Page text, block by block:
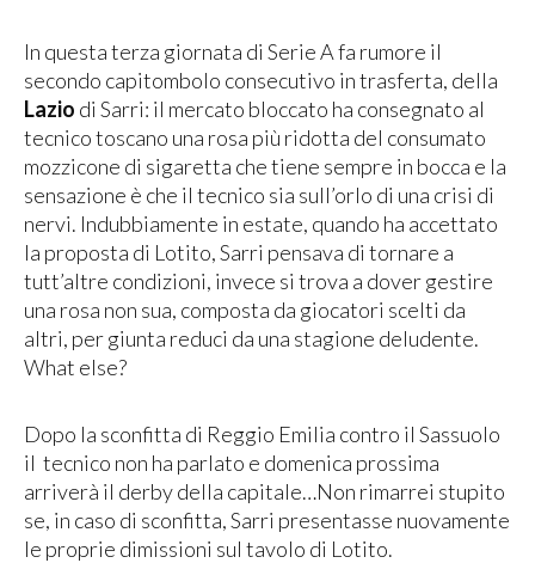
In questa terza giornata di Serie A fa rumore il
secondo capitombolo consecutivo in trasferta, della
Lazio di Sarri: il mercato bloccato ha consegnato al
tecnico toscano una rosa più ridotta del consumato
mozzicone di sigaretta che tiene sempre in bocca e la
sensazione è che il tecnico sia sull’orlo di una crisi di
nervi. Indubbiamente in estate, quando ha accettato
la proposta di Lotito, Sarri pensava di tornare a
tutt’altre condizioni, invece si trova a dover gestire
una rosa non sua, composta da giocatori scelti da
altri, per giunta reduci da una stagione deludente.
What else?
Dopo la sconfitta di Reggio Emilia contro il Sassuolo
il tecnico non ha parlato e domenica prossima
arriverà il derby della capitale…Non rimarrei stupito
se, in caso di sconfitta, Sarri presentasse nuovamente
le proprie dimissioni sul tavolo di Lotito.